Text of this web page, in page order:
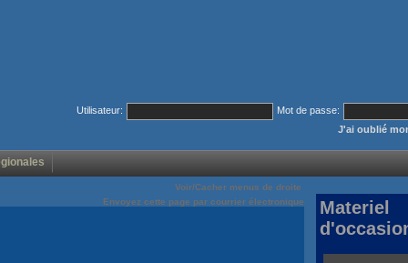
Utilisateur:
Mot de passe:
J'ai oublié
Voir/Cacher menus de droite
Envoyez cette page par courrier électronique
Materiel